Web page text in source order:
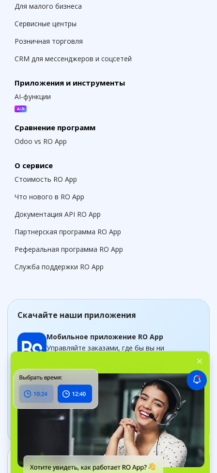
Для малого бизнеса
Сервисные центры
Розничная торговля
CRM для мессенджеров и соцсетей
Приложения и инструменты
AI-функции
Сравнение программ
Odoo vs RO App
О сервисе
Стоимость RO App
Что нового в RO App
Документация API RO App
Партнерская программа RO App
Реферальная программа RO App
Служба поддержки RO App
Скачайте наши приложения
Мобильное приложение RO App
Управляйте заказами, где бы вы ни
Приложение Дашборд
Следите за бизнесом в рельном времени
Связаться с нами